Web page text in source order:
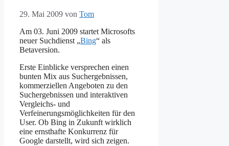
29. Mai 2009 von Tom
Am 03. Juni 2009 startet Microsofts
neuer Suchdienst „Bing“ als
Betaversion.
Erste Einblicke versprechen einen
bunten Mix aus Suchergebnissen,
kommerziellen Angeboten zu den
Suchergebnissen und interaktiven
Vergleichs- und
Verfeinerungsmöglichkeiten für den
User. Ob Bing in Zukunft wirklich
eine ernsthafte Konkurrenz für
Google darstellt, wird sich zeigen.